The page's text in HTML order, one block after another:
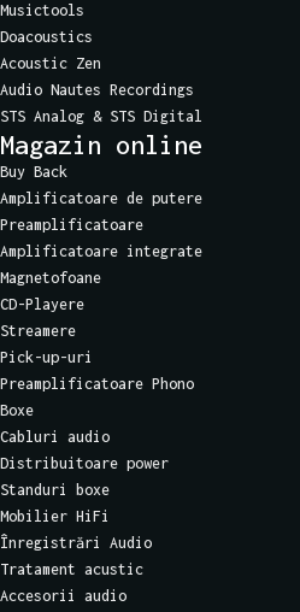
Musictools
Doacoustics
Acoustic Zen
Audio Nautes Recordings
STS Analog & STS Digital
Magazin online
Buy Back
Amplificatoare de putere
Preamplificatoare
Amplificatoare integrate
Magnetofoane
CD-Playere
Streamere
Pick-up-uri
Preamplificatoare Phono
Boxe
Cabluri audio
Distribuitoare power
Standuri boxe
Mobilier HiFi
Înregistrări Audio
Tratament acustic
Accesorii audio